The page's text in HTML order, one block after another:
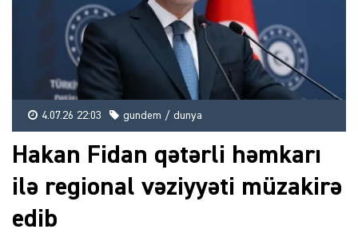
4.07.26 22:03 gundem / dunya
Hakan Fidan qətərli həmkarı
ilə regional vəziyyəti müzakirə
edib